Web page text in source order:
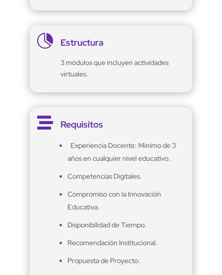
 Estructura
3 módulos que incluyen actividades
virtuales.
 Requisitos
Experiencia Docente: Mínimo de 3
años en cualquier nivel educativo.
Competencias Digitales.
Compromiso con la Innovación
Educativa.
Disponibilidad de Tiempo.
Recomendación Institucional.
Propuesta de Proyecto.